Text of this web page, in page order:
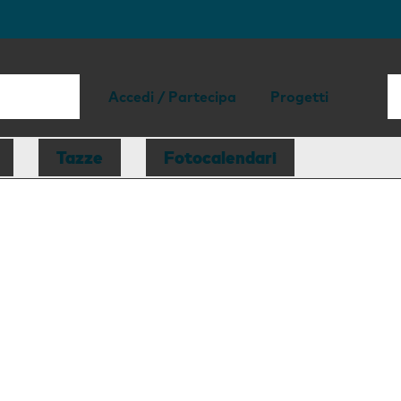
Accedi / Partecipa Progetti
Tazze Fotocalendari